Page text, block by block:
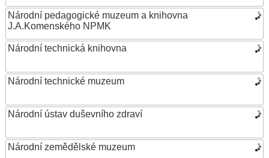
Národní pedagogické muzeum a knihovna
J.A.Komenského NPMK
Národní technická knihovna
Národní technické muzeum
Národní ústav duševního zdraví
Národní zemědělské muzeum